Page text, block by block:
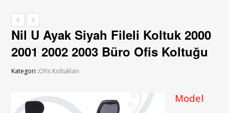
Nil U Ayak Siyah Fileli Koltuk 2000
2001 2002 2003 Büro Ofis Koltuğu
Kategori :Ofis Koltukları
Model